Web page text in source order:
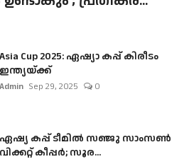
Asia Cup 2025: ഏഷ്യാ കപ്പ് കിരീടം
ഇന്ത്യയ്ക്ക്
Admin Sep 29, 2025 0
ഏഷ്യ കപ്പ് ടീമിൽ സഞ്ജു സാംസൺ
വിക്കറ്റ് കീപ്പർ; സൂര...